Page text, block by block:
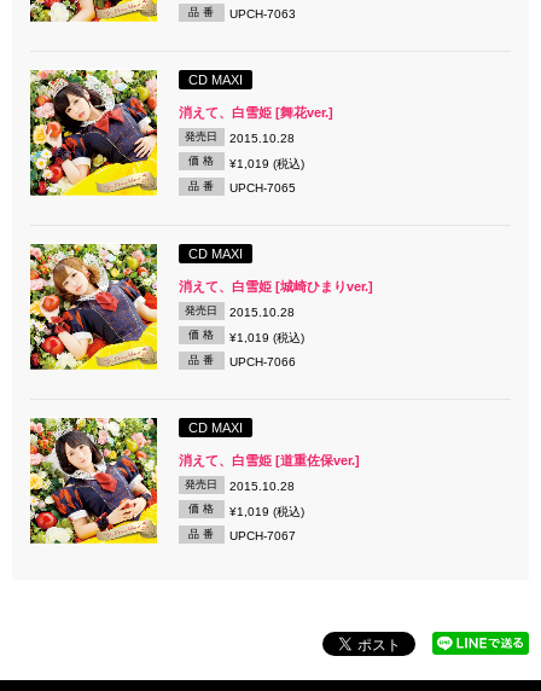
品 番 UPCH-7063
CD MAXI
消えて、白雪姫 [舞花ver.]
発売日 2015.10.28
価 格 ¥1,019 (税込)
品 番 UPCH-7065
CD MAXI
消えて、白雪姫 [城崎ひまりver.]
発売日 2015.10.28
価 格 ¥1,019 (税込)
品 番 UPCH-7066
CD MAXI
消えて、白雪姫 [道重佐保ver.]
発売日 2015.10.28
価 格 ¥1,019 (税込)
品 番 UPCH-7067